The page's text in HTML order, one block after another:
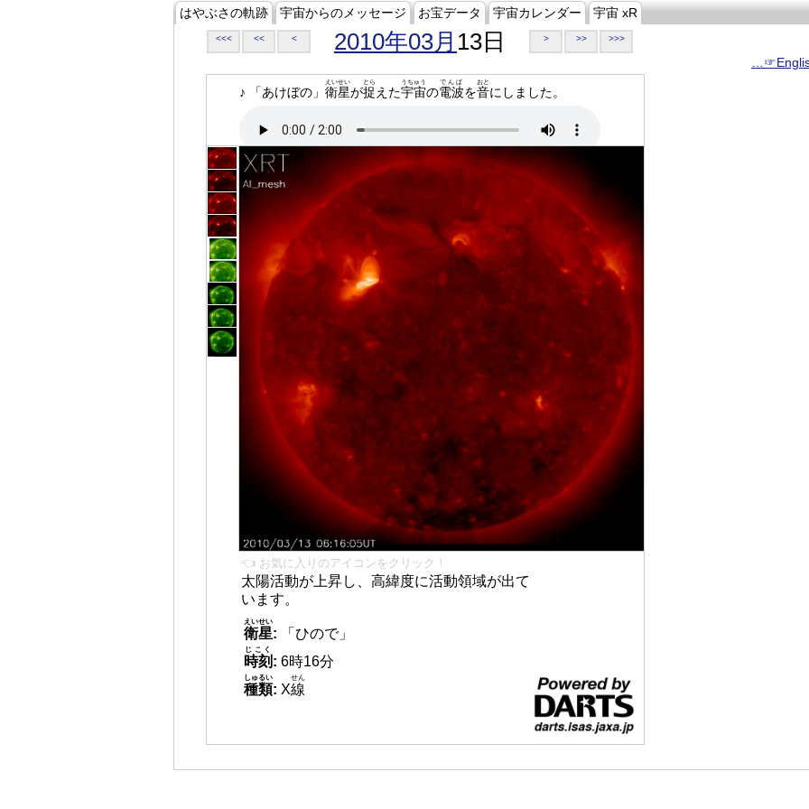
はやぶさの軌跡 宇宙からのメッセージ お宝データ 宇宙カレンダー 宇宙 xR
<<< << < 2010年03月 13日 > >> >>>
♪ 「あけぼの」 衛星
えいせい
が捉
とら
えた宇宙
うちゅう
の電波
でんぱ
を音
おと
にしました。
👈 お気に入りのアイコンをクリック！
太陽活動が上昇し、高緯度に活動領域が出て
います。
衛星
えいせい
:
「ひので」
時刻
じこく
: 6時16分
種類
しゅるい
: X線
せん